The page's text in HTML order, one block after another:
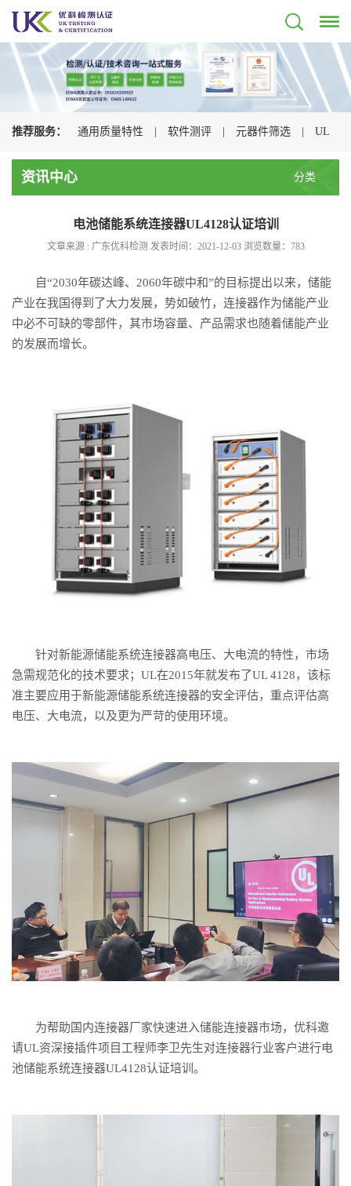
推荐服务： 通用质量特性 | 软件测评 | 元器件筛选 | UL
认证 | CSA认证
资讯中心 分类
电池储能系统连接器UL4128认证培训
文章来源 : 广东优科检测 发表时间：2021-12-03 浏览数量： 783
自“2030年碳达峰、2060年碳中和”的目标提出以来，储能
产业在我国得到了大力发展，势如破竹，连接器作为储能产业
中必不可缺的零部件，其市场容量、产品需求也随着储能产业
的发展而增长。
针对新能源储能系统连接器高电压、大电流的特性，市场
急需规范化的技术要求；UL在2015年就发布了UL 4128，该标
准主要应用于新能源储能系统连接器的安全评估，重点评估高
电压、大电流，以及更为严苛的使用环境。
为帮助国内连接器厂家快速进入储能连接器市场，优科邀
请UL资深接插件项目工程师李卫先生对连接器行业客户进行电
池储能系统连接器UL4128认证培训。